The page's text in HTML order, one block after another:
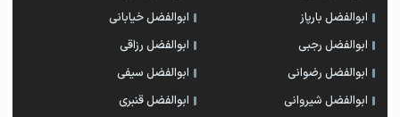
ابوالفضل بارپاز
ابوالفضل خیابانی
ابوالفضل رجبی
ابوالفضل رزاقی
ابوالفضل رضوانی
ابوالفضل سیفی
ابوالفضل شیروانی
ابوالفضل قنبری